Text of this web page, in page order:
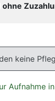
ohne
keine
Aufnahme